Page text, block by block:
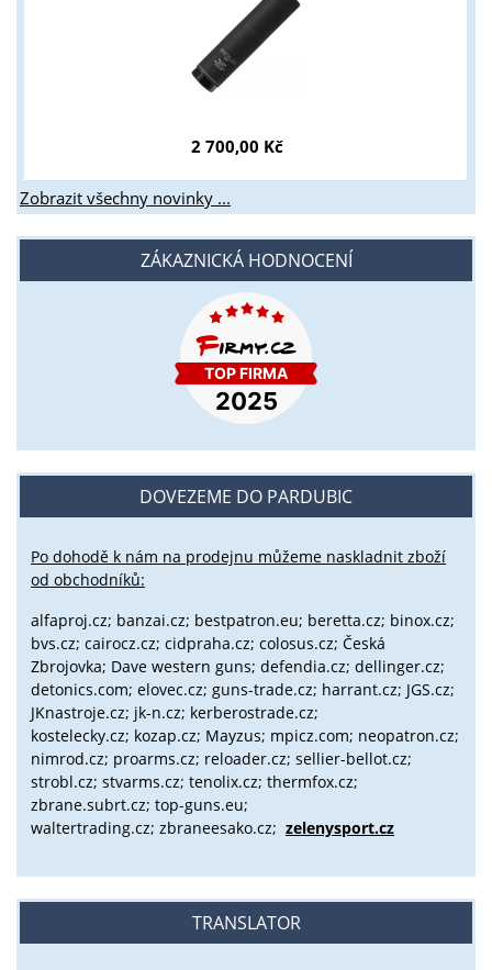
2 700,00 Kč
Zobrazit všechny novinky ...
ZÁKAZNICKÁ HODNOCENÍ
DOVEZEME DO PARDUBIC
Po dohodě k nám na prodejnu můžeme naskladnit zboží
od obchodníků:
alfaproj.cz; banzai.cz; bestpatron.eu; beretta.cz; binox.cz;
bvs.cz; cairocz.cz; cidpraha.cz; colosus.cz; Česká
Zbrojovka; Dave western guns; defendia.cz; dellinger.cz;
detonics.com; elovec.cz; guns-trade.cz; harrant.cz; JGS.cz;
JKnastroje.cz; jk-n.cz; kerberostrade.cz;
kostelecky.cz; kozap.cz; Mayzus; mpicz.com; neopatron.cz;
nimrod.cz; proarms.cz; reloader.cz; sellier-bellot.cz;
strobl.cz; stvarms.cz; tenolix.cz; thermfox.cz;
zbrane.subrt.cz; top-guns.eu;
waltertrading.cz; zbraneesako.cz; zelenysport.cz
TRANSLATOR